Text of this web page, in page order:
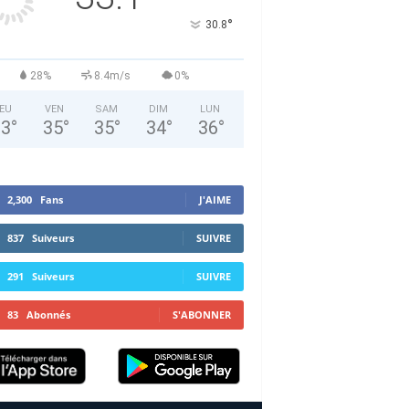
30.8°
28% 8.4m/s 0%
°
VEN
35°
SAM
35°
DIM
34°
LUN
36°
2,300 Fans J'AIME
837 Suiveurs SUIVRE
291 Suiveurs SUIVRE
83 Abonnés S'ABONNER